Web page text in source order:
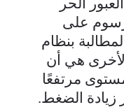
رسوم على
بنظام
هي أن
مستوى مرتفعًا
زيادة الضغط.